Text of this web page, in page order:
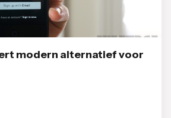
modern alternatief voor